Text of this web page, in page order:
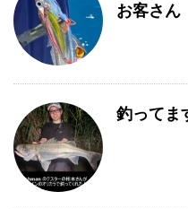
一
覧
お客さん
釣ってま